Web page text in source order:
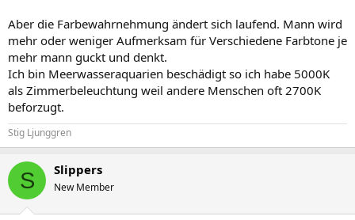
Aber die Farbewahrnehmung ändert sich laufend. Mann wird
mehr oder weniger Aufmerksam für Verschiedene Farbtone je
mehr mann guckt und denkt.
Ich bin Meerwasseraquarien beschädigt so ich habe 5000K
als Zimmerbeleuchtung weil andere Menschen oft 2700K
beforzugt.
Stig Ljunggren
S Slippers
New Member